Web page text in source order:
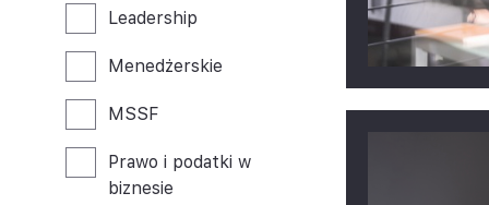
Leadership
Menedżerskie
MSSF
Prawo i podatki w
biznesie